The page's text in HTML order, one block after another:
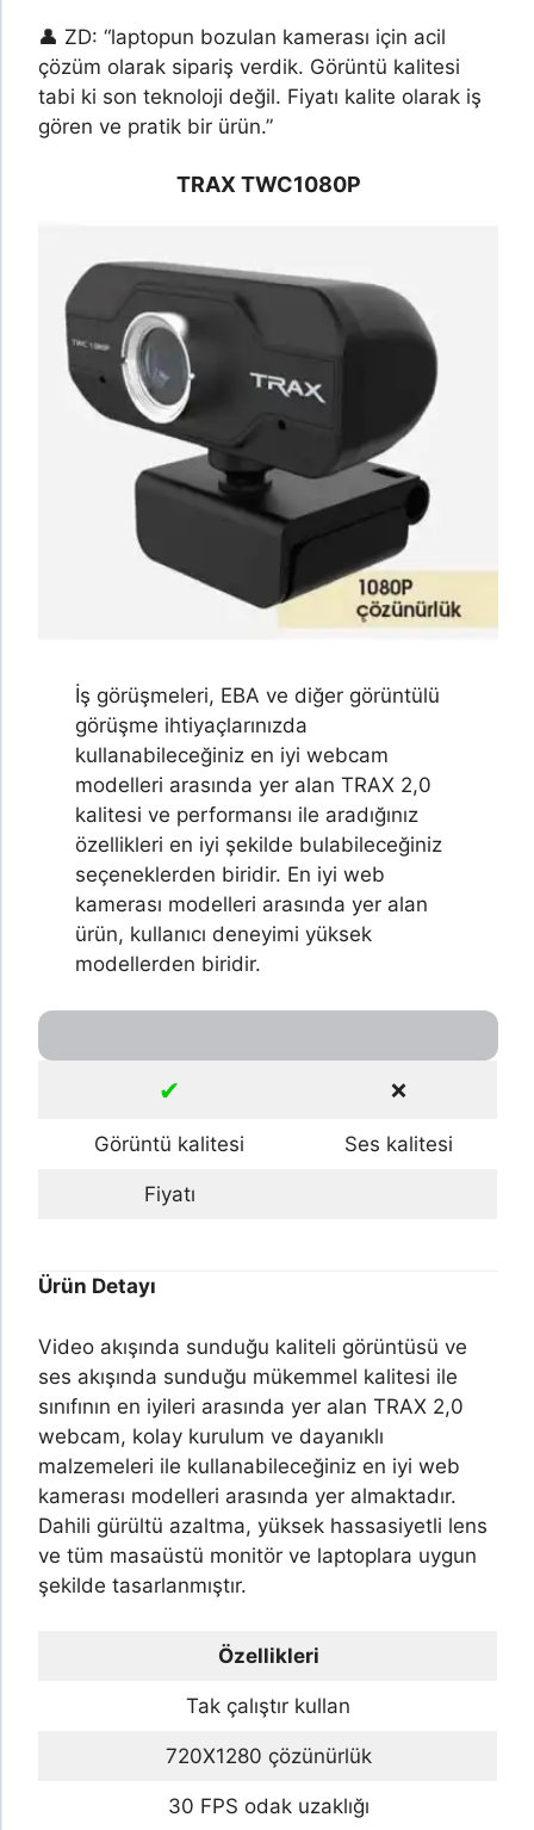
👤 ZD: “laptopun bozulan kamerası için acil
çözüm olarak sipariş verdik. Görüntü kalitesi
tabi ki son teknoloji değil. Fiyatı kalite olarak iş
gören ve pratik bir ürün.”
TRAX TWC1080P
İş görüşmeleri, EBA ve diğer görüntülü
görüşme ihtiyaçlarınızda
kullanabileceğiniz en iyi webcam
modelleri arasında yer alan TRAX 2,0
kalitesi ve performansı ile aradığınız
özellikleri en iyi şekilde bulabileceğiniz
seçeneklerden biridir. En iyi web
kamerası modelleri arasında yer alan
ürün, kullanıcı deneyimi yüksek
modellerden biridir.
✔ ❌
Görüntü kalitesi Ses kalitesi
Fiyatı
Ürün Detayı
Video akışında sunduğu kaliteli görüntüsü ve
ses akışında sunduğu mükemmel kalitesi ile
sınıfının en iyileri arasında yer alan TRAX 2,0
webcam, kolay kurulum ve dayanıklı
malzemeleri ile kullanabileceğiniz en iyi web
kamerası modelleri arasında yer almaktadır.
Dahili gürültü azaltma, yüksek hassasiyetli lens
ve tüm masaüstü monitör ve laptoplara uygun
şekilde tasarlanmıştır.
Özellikleri
Tak çalıştır kullan
720X1280 çözünürlük
30 FPS odak uzaklığı